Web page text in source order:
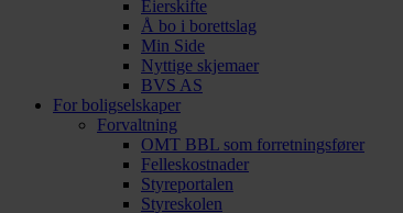
Eierskifte
Å bo i borettslag
Min Side
Nyttige skjemaer
BVS AS
For boligselskaper
Forvaltning
OMT BBL som forretningsfører
Felleskostnader
Styreportalen
Styreskolen